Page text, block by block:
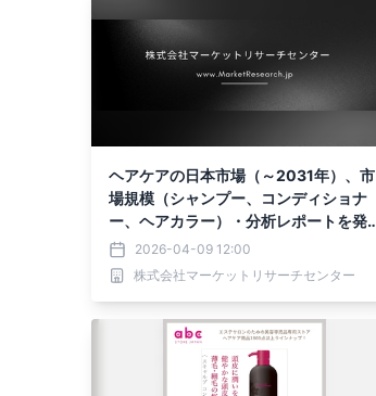
ヘアケアの日本市場（～2031年）、市
場規模（シャンプー、コンディショナ
ー、ヘアカラー）・分析レポートを発
表
2026-04-09 12:00
株式会社マーケットリサーチセンター